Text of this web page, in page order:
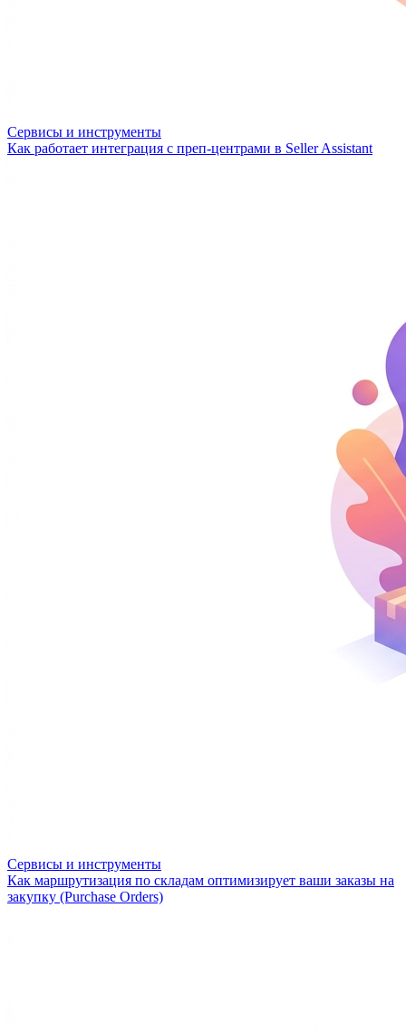
Сервисы и инструменты
Как работает интеграция с преп-центрами в Seller Assistant
Сервисы и инструменты
Как маршрутизация по складам оптимизирует ваши заказы на
закупку (Purchase Orders)